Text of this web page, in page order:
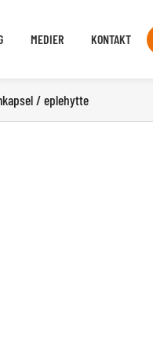
MEDIER KONTAKT
/ eplehytte